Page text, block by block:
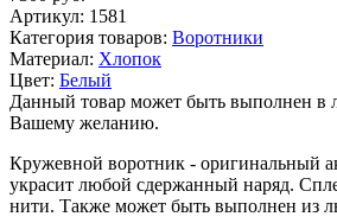
Артикул: 1581
Категория товаров: Воротники
Материал: Хлопок
Цвет: Белый
Данный товар может быть выполнен в
Вашему желанию.
Кружевной воротник - оригинальный
украсит любой сдержанный наряд.
нити. Также может быть выполнен из